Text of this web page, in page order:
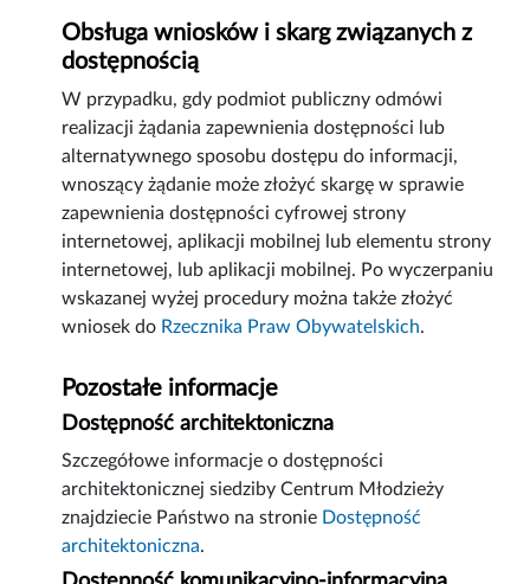
Obsługa wniosków i skarg związanych z
dostępnością
W przypadku, gdy podmiot publiczny odmówi
realizacji żądania zapewnienia dostępności lub
alternatywnego sposobu dostępu do informacji,
wnoszący żądanie może złożyć skargę w sprawie
zapewnienia dostępności cyfrowej strony
internetowej, aplikacji mobilnej lub elementu strony
internetowej, lub aplikacji mobilnej. Po wyczerpaniu
wskazanej wyżej procedury można także złożyć
wniosek do Rzecznika Praw Obywatelskich.
Pozostałe informacje
Dostępność architektoniczna
Szczegółowe informacje o dostępności
architektonicznej siedziby Centrum Młodzieży
znajdziecie Państwo na stronie Dostępność
architektoniczna.